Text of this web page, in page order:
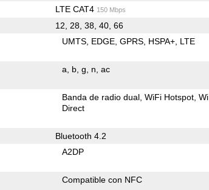
LTE CAT4 150 Mbps
12, 28, 38, 40, 66
UMTS EDGE GPRS HSPA+ LTE
a b g n ac
Banda de radio dual WiFi Hotspot
Direct
Bluetooth 4.2
A2DP
Compatible con NFC